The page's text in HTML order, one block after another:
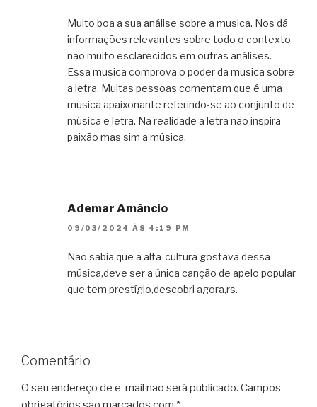
Muito boa a sua análise sobre a musica. Nos dá
informações relevantes sobre todo o contexto
não muito esclarecidos em outras análises.
Essa musica comprova o poder da musica sobre
a letra. Muitas pessoas comentam que é uma
musica apaixonante referindo-se ao conjunto de
música e letra. Na realidade a letra não inspira
paixão mas sim a música.
Ademar Amâncio
09/03/2024 ÀS 4:19 PM
Não sabia que a alta-cultura gostava dessa
música,deve ser a única canção de apelo popular
que tem prestígio,descobri agora,rs.
Comentário
O seu endereço de e-mail não será publicado. Campos